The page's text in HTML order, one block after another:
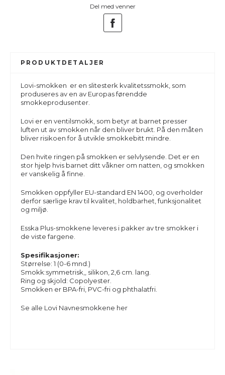
Del med venner
PRODUKTDETALJER
Lovi-smokken er en slitesterk kvalitetssmokk, som
produseres av en av Europas førendde
smokkeprodusenter.
Lovi er en ventilsmokk, som betyr at barnet presser
luften ut av smokken når den bliver brukt. På den måten
bliver risikoen for å utvikle smokkebitt mindre.
Den hvite ringen på smokken er selvlysende. Det er en
stor hjelp hvis barnet ditt våkner om natten, og smokken
er vanskelig å finne.
Smokken oppfyller EU-standard EN 1400, og overholder
derfor særlige krav til kvalitet, holdbarhet, funksjonalitet
og miljø.
Esska Plus-smokkene leveres i pakker av tre smokker i
de viste fargene.
Spesifikasjoner:
Størrelse: 1 (0-6 mnd.)
Smokk:symmetrisk,, silikon, 2,6 cm. lang.
Ring og skjold: Copolyester.
Smokken er BPA-fri, PVC-fri og phthalatfri.
Se alle Lovi Navnesmokkene her